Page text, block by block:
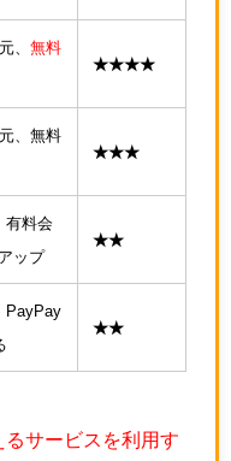
、 無料
★★★★
、無料
★★★
有料会
ップ
★★
PayPay
★★
サービスを利用す